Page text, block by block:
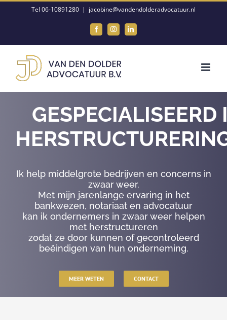
Tel 06-10891280 | jacobine@vandendolderadvocatuur.nl
FacebookInstagramLinkedIn
GESPECIALISEERD
Ik help middelgrote bedrijven en concerns in
zwaar weer.
Met mijn jarenlange ervaring in het
bankwezen, notariaat en advocatuur
kan ik ondernemers in zwaar weer helpen
met herstructureren
zodat ze door kunnen of gecontroleerd
beëindigen van hun onderneming.
MEER WETEN CONTACT